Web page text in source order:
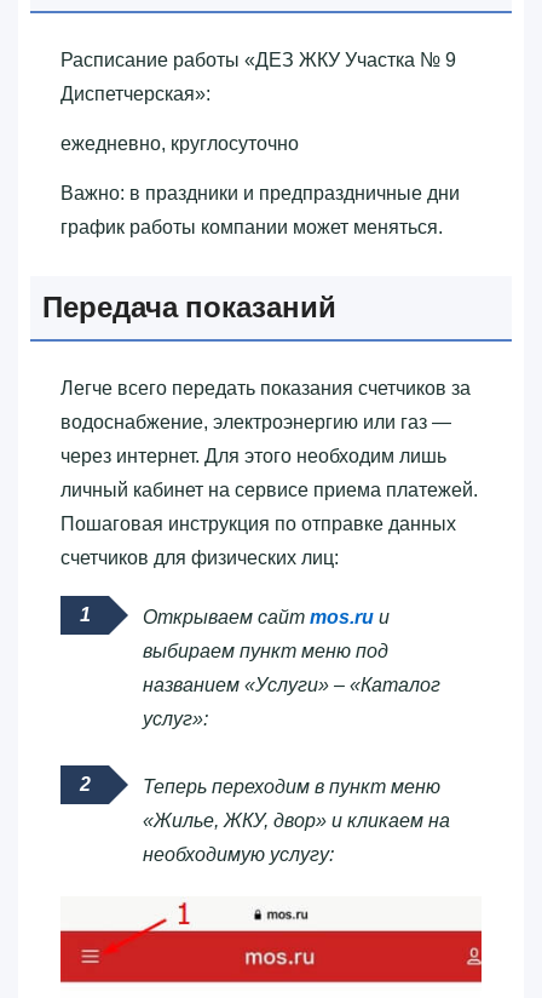
Расписание работы «‎ДЕЗ ЖКУ Участка № 9
Диспетчерская»‎:
ежедневно, круглосуточно
Важно: в праздники и предпраздничные дни
график работы компании может меняться.
Передача показаний
Легче всего передать показания счетчиков за
водоснабжение, электроэнергию или газ —
через интернет. Для этого необходим лишь
личный кабинет на сервисе приема платежей.
Пошаговая инструкция по отправке данных
счетчиков для физических лиц:
Открываем сайт mos.ru и
выбираем пункт меню под
названием «Услуги» – «Каталог
услуг»:
Теперь переходим в пункт меню
«Жилье, ЖКУ, двор» и кликаем на
необходимую услугу: